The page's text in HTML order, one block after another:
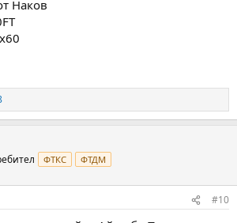
Наков
ФТКС ФТДМ
#10